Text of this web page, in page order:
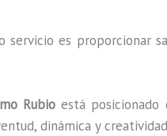
es proporcionar
Rubioestá posicionado
dinámica y creatividad